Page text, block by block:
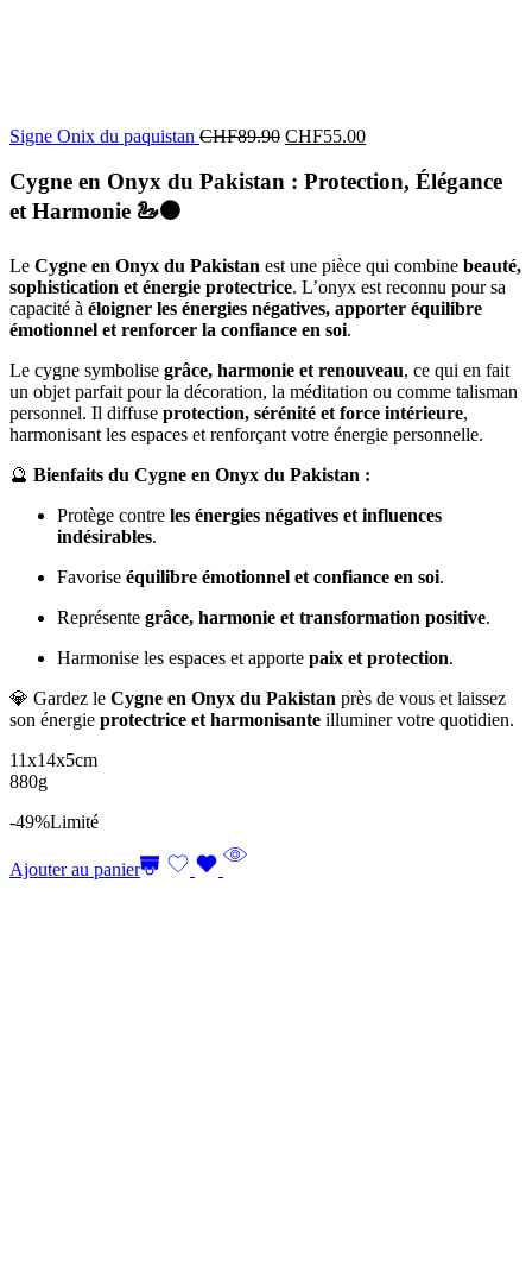
Signe Onix du paquistan CHF89.90 CHF55.00
Cygne en Onyx du Pakistan : Protection, Élégance
et Harmonie 🦢⚫
Le Cygne en Onyx du Pakistan est une pièce qui combine beauté,
sophistication et énergie protectrice. L’onyx est reconnu pour sa
capacité à éloigner les énergies négatives, apporter équilibre
émotionnel et renforcer la confiance en soi.
Le cygne symbolise grâce, harmonie et renouveau, ce qui en fait
un objet parfait pour la décoration, la méditation ou comme talisman
personnel. Il diffuse protection, sérénité et force intérieure,
harmonisant les espaces et renforçant votre énergie personnelle.
🔮 Bienfaits du Cygne en Onyx du Pakistan :
Protège contre les énergies négatives et influences
indésirables.
Favorise équilibre émotionnel et confiance en soi.
Représente grâce, harmonie et transformation positive.
Harmonise les espaces et apporte paix et protection.
💎 Gardez le Cygne en Onyx du Pakistan près de vous et laissez
son énergie protectrice et harmonisante illuminer votre quotidien.
11x14x5cm
880g
-49%Limité
Ajouter au panier